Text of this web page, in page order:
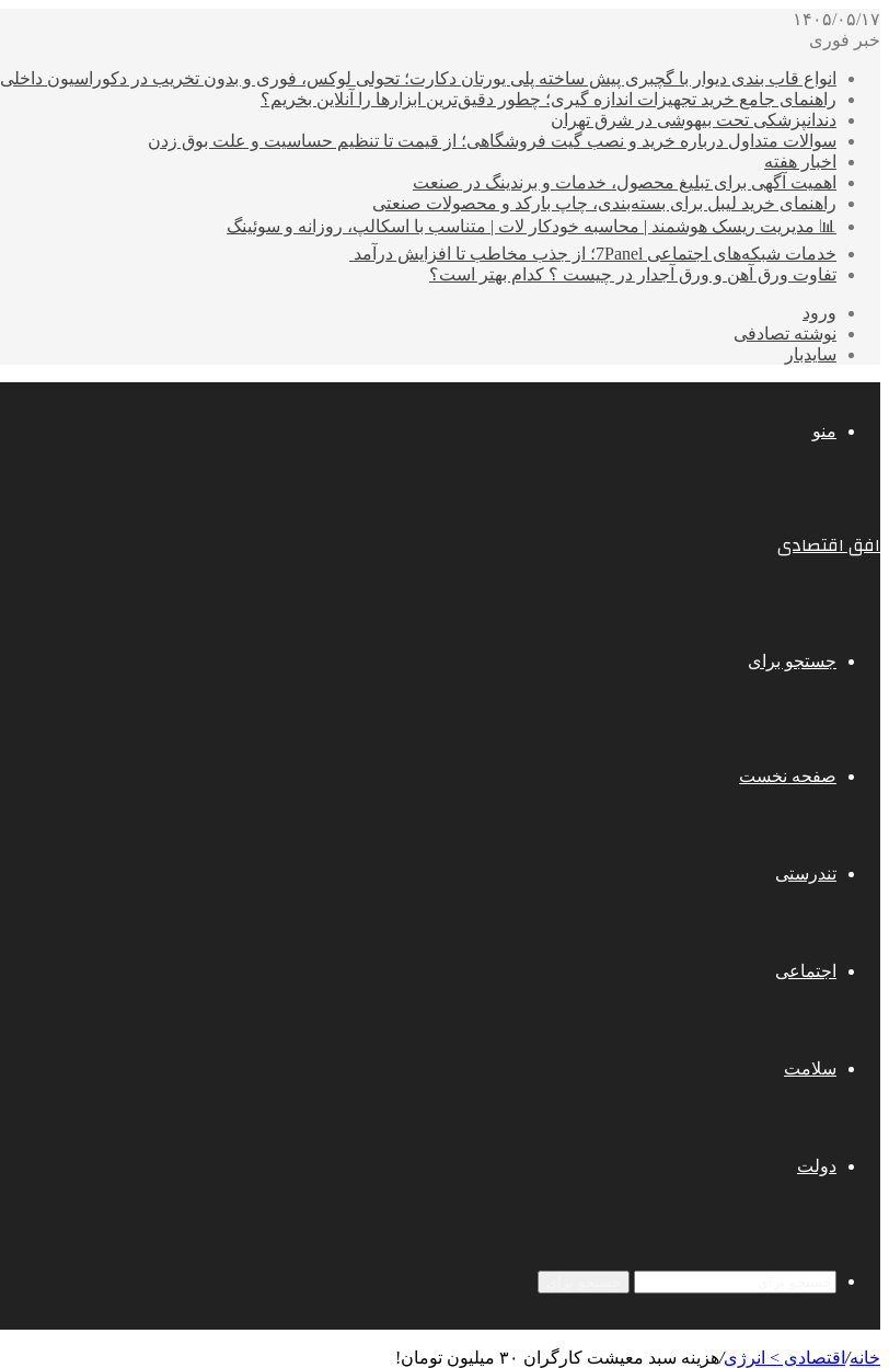
۱۴۰۵/۰۵/۱۷
خبر فوری
انواع قاب بندی دیوار با گچبری پیش ساخته پلی یورتان دکارت؛ تحولی لوکس، فوری و بدون تخریب در دکوراسیون داخلی
راهنمای جامع خرید تجهیزات اندازه گیری؛ چطور دقیق‌ترین ابزارها را آنلاین بخریم؟
دندانپزشکی تحت بیهوشی در شرق تهران
سوالات متداول درباره خرید و نصب گیت فروشگاهی؛ از قیمت تا تنظیم حساسیت و علت بوق زدن
اخبار هفته
اهمیت آگهی برای تبلیغ محصول، خدمات و برندینگ در صنعت
راهنمای خرید لیبل برای بسته‌بندی، چاپ بارکد و محصولات صنعتی
📊 مدیریت ریسک هوشمند | محاسبه خودکار لات | متناسب با اسکالپ، روزانه و سوئینگ
خدمات شبکه‌های اجتماعی 7Panel؛ از جذب مخاطب تا افزایش درآمد
تفاوت ورق آهن و ورق آجدار در چیست ؟ کدام بهتر است؟
ورود
نوشته تصادفی
سایدبار
منو
افق اقتصادی
جستجو برای
صفحه نخست
تندرستی
اجتماعی
سلامت
دولت
خانه/ اقتصادی > انرژی/هزینه سبد معیشت کارگران ۳۰ میلیون تومان!